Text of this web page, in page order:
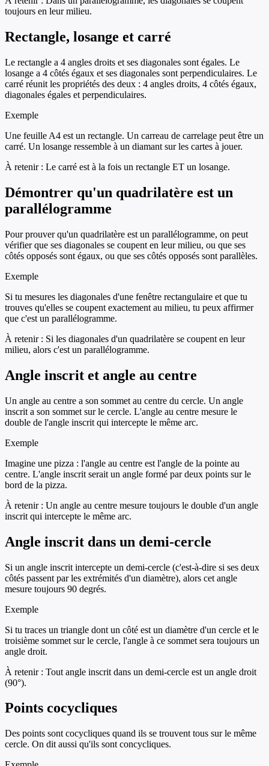
toujours en leur milieu.
Rectangle, losange et carré
Le rectangle a 4 angles droits et ses diagonales sont égales. Le
losange a 4 côtés égaux et ses diagonales sont perpendiculaires. Le
carré réunit les propriétés des deux : 4 angles droits, 4 côtés égaux,
diagonales égales et perpendiculaires.
Exemple
Une feuille A4 est un rectangle. Un carreau de carrelage peut être un
carré. Un losange ressemble à un diamant sur les cartes à jouer.
À retenir : Le carré est à la fois un rectangle ET un losange.
Démontrer qu'un quadrilatère est un
parallélogramme
Pour prouver qu'un quadrilatère est un parallélogramme, on peut
vérifier que ses diagonales se coupent en leur milieu, ou que ses
côtés opposés sont égaux, ou que ses côtés opposés sont parallèles.
Exemple
Si tu mesures les diagonales d'une fenêtre rectangulaire et que tu
trouves qu'elles se coupent exactement au milieu, tu peux affirmer
que c'est un parallélogramme.
À retenir : Si les diagonales d'un quadrilatère se coupent en leur
milieu, alors c'est un parallélogramme.
Angle inscrit et angle au centre
Un angle au centre a son sommet au centre du cercle. Un angle
inscrit a son sommet sur le cercle. L'angle au centre mesure le
double de l'angle inscrit qui intercepte le même arc.
Exemple
Imagine une pizza : l'angle au centre est l'angle de la pointe au
centre. L'angle inscrit serait un angle formé par deux points sur le
bord de la pizza.
À retenir : Un angle au centre mesure toujours le double d'un angle
inscrit qui intercepte le même arc.
Angle inscrit dans un demi-cercle
Si un angle inscrit intercepte un demi-cercle (c'est-à-dire si ses deux
côtés passent par les extrémités d'un diamètre), alors cet angle
mesure toujours 90 degrés.
Exemple
Si tu traces un triangle dont un côté est un diamètre d'un cercle et le
troisième sommet sur le cercle, l'angle à ce sommet sera toujours un
angle droit.
À retenir : Tout angle inscrit dans un demi-cercle est un angle droit
(90°).
Points cocycliques
Des points sont cocycliques quand ils se trouvent tous sur le même
cercle. On dit aussi qu'ils sont concycliques.